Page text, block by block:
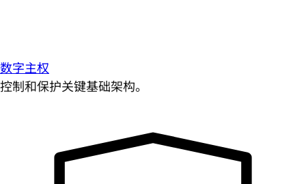
数字主权
控制和保护关键基础架构。